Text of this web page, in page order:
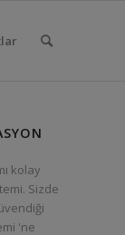
kolay
Sizde
'ne